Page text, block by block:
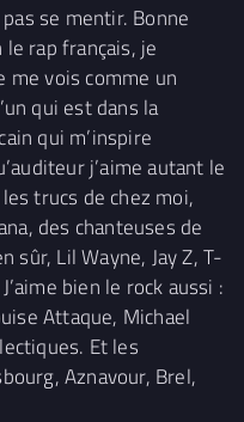
se mentir. Bonne
rap français, je
me vois comme un
qui est dans la
qui m’inspire
j’aime autant le
trucs de chez moi,
des chanteuses de
sûr, Lil Wayne, Jay Z, T-
bien le rock aussi :
Attaque, Michael
Et les
Aznavour, Brel,